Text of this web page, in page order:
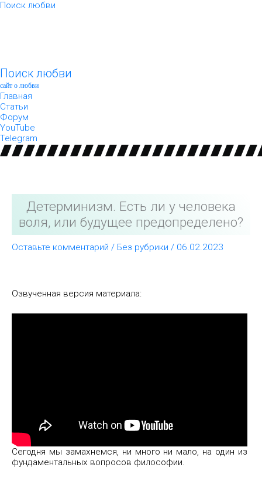
Перейти
Поиск любви
Поиск любви
сайт о любви
Главная
Статьи
Форум
YouTube
Telegram
Детерминизм. Есть ли у человека
воля, или будущее предопределено?
Оставьте комментарий / Без рубрики / 06.02.2023
Озвученная версия материала:
Сегодня мы замахнемся, ни много ни мало, на один из
фундаментальных вопросов философии.